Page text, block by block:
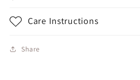
Care Instructions
Share